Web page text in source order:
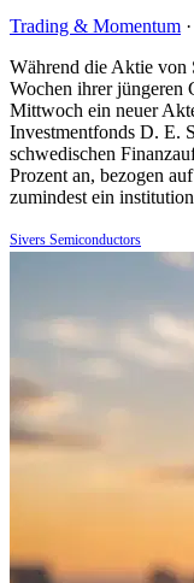
Trading & Momentum ·
Während die Aktie von
Wochen ihrer jüngeren
Mittwoch ein neuer
Investmentfonds D. E.
schwedischen
Prozent an, bezogen
zumindest ein
Sivers Semiconductors